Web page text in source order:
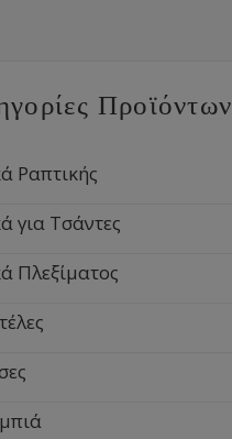
Προϊόντων
Ραπτικής
για Τσάντες
Πλεξίματος